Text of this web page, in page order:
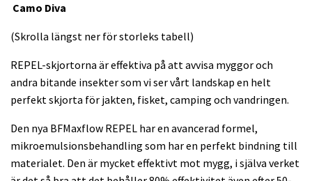
Camo Diva
(Skrolla längst ner för storleks tabell)
REPEL-skjortorna är effektiva på att avvisa myggor och
andra bitande insekter som vi ser vårt landskap en helt
perfekt skjorta för jakten, fisket, camping och vandringen.
Den nya BFMaxflow REPEL har en avancerad formel,
mikroemulsionsbehandling som har en perfekt bindning till
materialet. Den är mycket effektivt mot mygg, i själva verket